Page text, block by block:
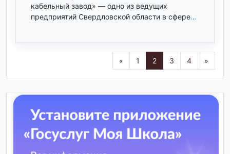
кабельный завод» — одно из ведущих
предприятий Свердловской области в сфере…
« 1 2 3 4 »